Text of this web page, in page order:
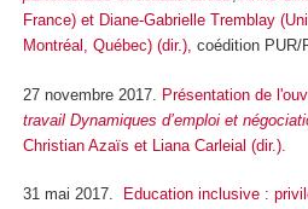
France) et Diane-Gabrielle Tremblay
Montréal, Québec) (dir.), coédition PUR/
27 novembre 2017. Présentation de
travail Dynamiques d’emploi et
Christian Azaïs et Liana Carleial (dir.).
31 mai 2017.
Education inclusive :